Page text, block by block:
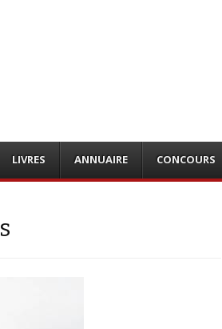
LIVRES ANNUAIRE CONCOURS